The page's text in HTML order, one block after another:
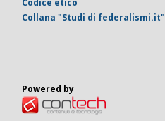
Collana "Studi di federalismi.it"
Powered by